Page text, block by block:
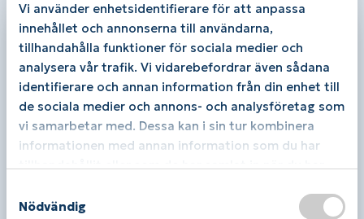
Vi använder enhetsidentifierare för att anpassa
innehållet och annonserna till användarna,
tillhandahålla funktioner för sociala medier och
analysera vår trafik. Vi vidarebefordrar även sådana
identifierare och annan information från din enhet till
de sociala medier och annons- och analysföretag som
vi samarbetar med. Dessa kan i sin tur kombinera
informationen med annan information som du har
tillhandahållit eller som de har samlat in när du har
Nödvändig
Beskrivning
Ortopedteknikern rekommenderar
Får du ont i fötter och kropp när du jobbar? Har du
svårt att hitta en skön och stabil skyddssko?
Monitor Gold Boa är en skyddssko med en
dämpad mellansula och hög komfort. Gold Boa har
jobb och håller dig stabil under hela arbetspasset.
spiktrampskydd, aluminium-tåhätta och